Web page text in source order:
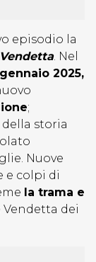
episodio la
. Nel
2025,
;
storia
Nuove
e colpi di
la trama e
Vendetta dei